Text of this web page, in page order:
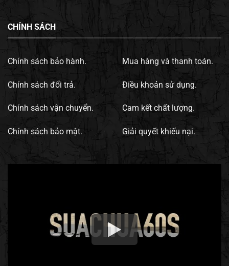
CHÍNH SÁCH
Chính sách bảo hành.
Chính sách đổi trả.
Chính sách vận chuyển.
Chính sách bảo mật.
Mua hàng và thanh toán.
Điều khoản sử dụng.
Cam kết chất lượng.
Giải quyết khiếu nại.